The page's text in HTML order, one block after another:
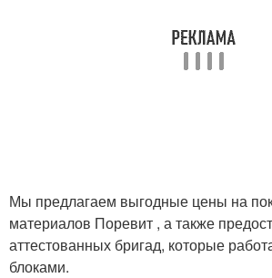
Мы предлагаем выгодные цены на
материалов Поревит , а также
аттестованных бригад, которые
блоками.